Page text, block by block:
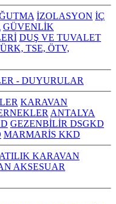
İZOLASYON İÇ
GÜVENLİK
DUŞ VE TUVALET
TSE, ÖTV,
- DUYURULAR
KARAVAN
ANTALYA
GEZENBİLİR DSGKD
MARMARİS KKD
KARAVAN
AKSESUAR